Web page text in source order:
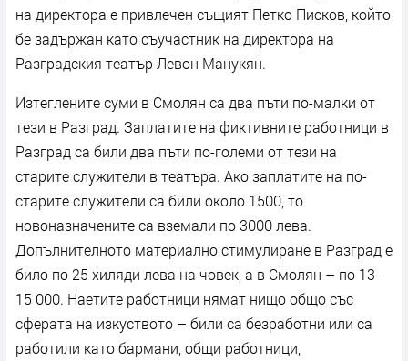
на директора е привлечен същият Петко Писков, който
бе задържан като съучастник на директора на
Разградския театър Левон Манукян.
Изтеглените суми в Смолян са два пъти по-малки от
тези в Разград. Заплатите на фиктивните работници в
Разград са били два пъти по-големи от тези на
старите служители в театъра. Ако заплатите на по-
старите служители са били около 1500, то
новоназначените са вземали по 3000 лева.
Допълнителното материално стимулиране в Разград е
било по 25 хиляди лева на човек, а в Смолян – по 13-
15 000. Наетите работници нямат нищо общо със
сферата на изкуството – били са безработни или са
работили като бармани, общи работници,